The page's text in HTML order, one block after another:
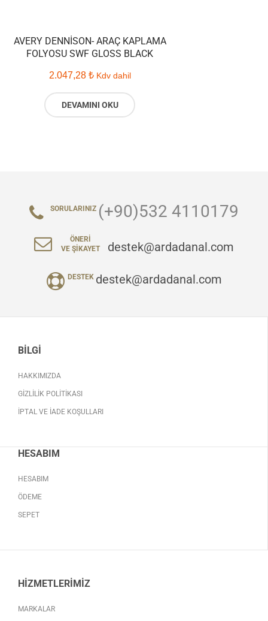
AVERY DENNISON- ARAÇ KAPLAMA
FOLYOSU SWF GLOSS BLACK
2.047,28 ₺ Kdv dahil
DEVAMINI OKU
SORULARINIZ (+90)532 4110179
ÖNERI
VE ŞIKAYET
destek@ardadanal.com
DESTEK destek@ardadanal.com
BILGI
HAKKIMIZDA
GIZLILIK POLITIKASI
İPTAL VE İADE KOŞULLARI
HESABIM
HESABIM
ÖDEME
SEPET
HIZMETLERIMIZ
MARKALAR